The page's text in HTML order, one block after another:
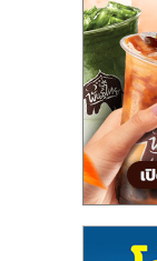
ไชส์,
รวม
แฟ